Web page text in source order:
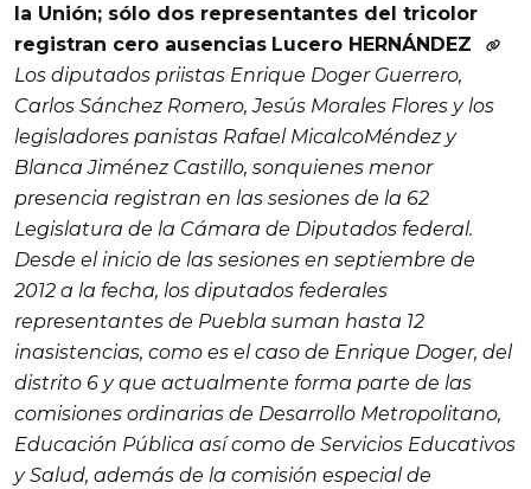
la Unión; sólo dos representantes del tricolor
registran cero ausencias Lucero HERNÁNDEZ
Los diputados priistas Enrique Doger Guerrero,
Carlos Sánchez Romero, Jesús Morales Flores y los
legisladores panistas Rafael MicalcoMéndez y
Blanca Jiménez Castillo, sonquienes menor
presencia registran en las sesiones de la 62
Legislatura de la Cámara de Diputados federal.
Desde el inicio de las sesiones en septiembre de
2012 a la fecha, los diputados federales
representantes de Puebla suman hasta 12
inasistencias, como es el caso de Enrique Doger, del
distrito 6 y que actualmente forma parte de las
comisiones ordinarias de Desarrollo Metropolitano,
Educación Pública así como de Servicios Educativos
y Salud, además de la comisión especial de